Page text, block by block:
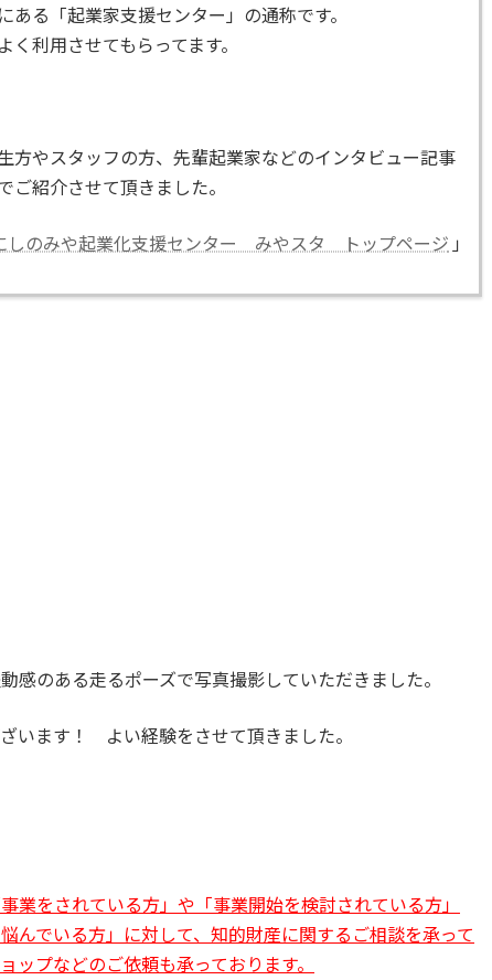
ある「起業家支援センター」の通称です。
利用させてもらってます。
方やスタッフの方、先輩起業家などのインタビュー記事
ご紹介させて頂きました。
しのみや起業化支援センター みやスタ トップページ 」
感のある走るポーズで写真撮影していただきました。
います！ よい経験をさせて頂きました。
事業をされている方」や「事業開始を検討されている方」
んでいる方」に対して、知的財産に関するご相談を承って
ップなどのご依頼も承っております。